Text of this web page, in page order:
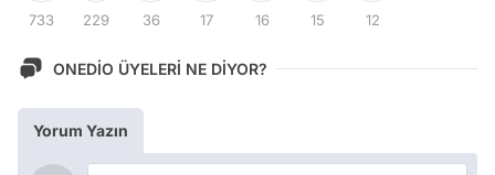
733 229 36 17 16 15 12
ONEDİO ÜYELERİ NE DİYOR?
Yorum Yazın